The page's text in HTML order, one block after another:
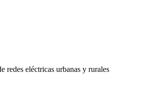
redes eléctricas urbanas y rurales